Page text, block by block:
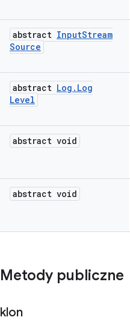
abstract InputStream
Source
abstract Log . Log
Level
abstract void
abstract void
Metody publiczne
klon